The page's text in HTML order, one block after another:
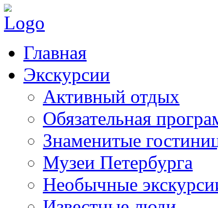
Главная
Экскурсии
Активный отдых
Обязательная
Знаменитые
Музеи Петербурга
Необычные